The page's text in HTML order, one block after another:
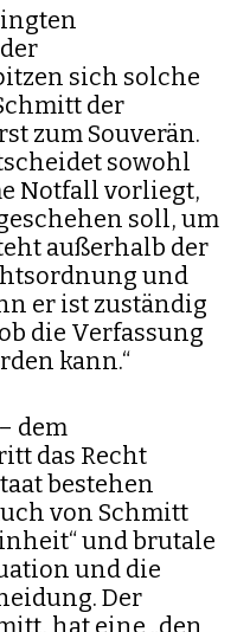
sich solche
der
zum Souverän.
sowohl
Notfall vorliegt,
soll, um
außerhalb der
und
er ist zuständig
die Verfassung
kann.“
dem
das Recht
bestehen
von Schmitt
und brutale
und die
Der
hat eine „den